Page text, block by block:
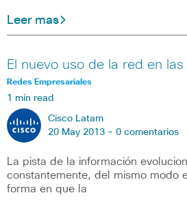
Leer mas
El nuevo uso de la red en
Redes Empresariales
1 min read
Cisco Latam
20 May 2013 - 0 comentarios
La pista de la información
constantemente, del mismo modo
forma en que la